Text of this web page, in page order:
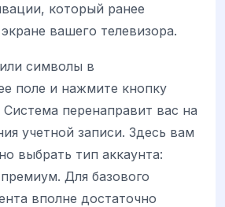
который ранее
вашего телевизора.
символы в
поле и нажмите кнопку
перенаправит вас на
учетной записи. Здесь вам
выбрать тип аккаунта:
Для базового
вполне достаточно